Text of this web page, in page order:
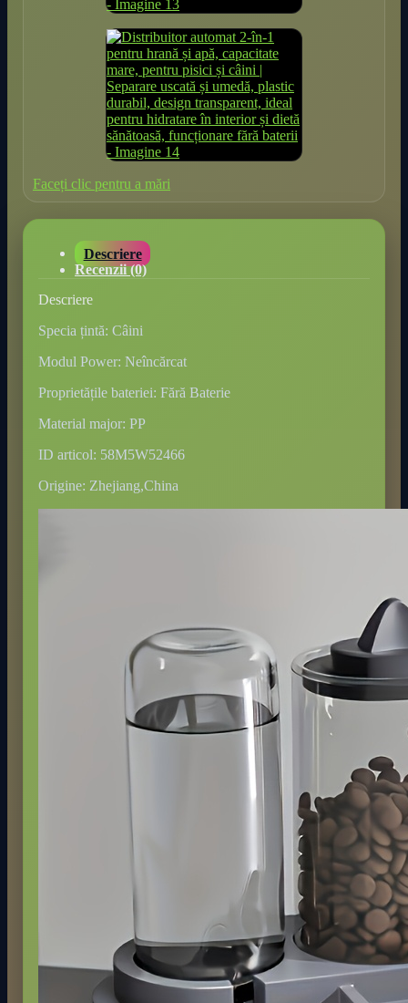
Faceți clic pentru a mări
Descriere
Recenzii (0)
Descriere
Specia țintă: Câini
Modul Power: Neîncărcat
Proprietățile bateriei: Fără Baterie
Material major: PP
ID articol: 58M5W52466
Origine: Zhejiang,China